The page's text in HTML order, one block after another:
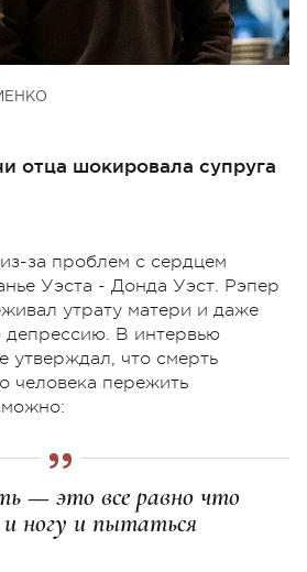
отца шокировала супруга
за проблем с сердцем
Уэста - Донда Уэст. Рэпер
утрату матери и даже
депрессию. В интервью
утверждал, что смерть
человека пережить
— это все равно что
ногу и пытаться